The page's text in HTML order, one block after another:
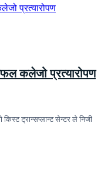
कलेजो प्रत्यारोपण
ट्रान्सप्लान्ट सेन्टर ले निजी